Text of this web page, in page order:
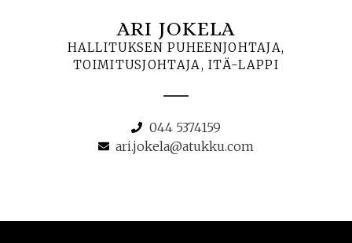
ARI JOKELA
HALLITUKSEN PUHEENJOHTAJA,
TOIMITUSJOHTAJA, ITÄ-LAPPI
044 5374159
ari.jokela@atukku.com